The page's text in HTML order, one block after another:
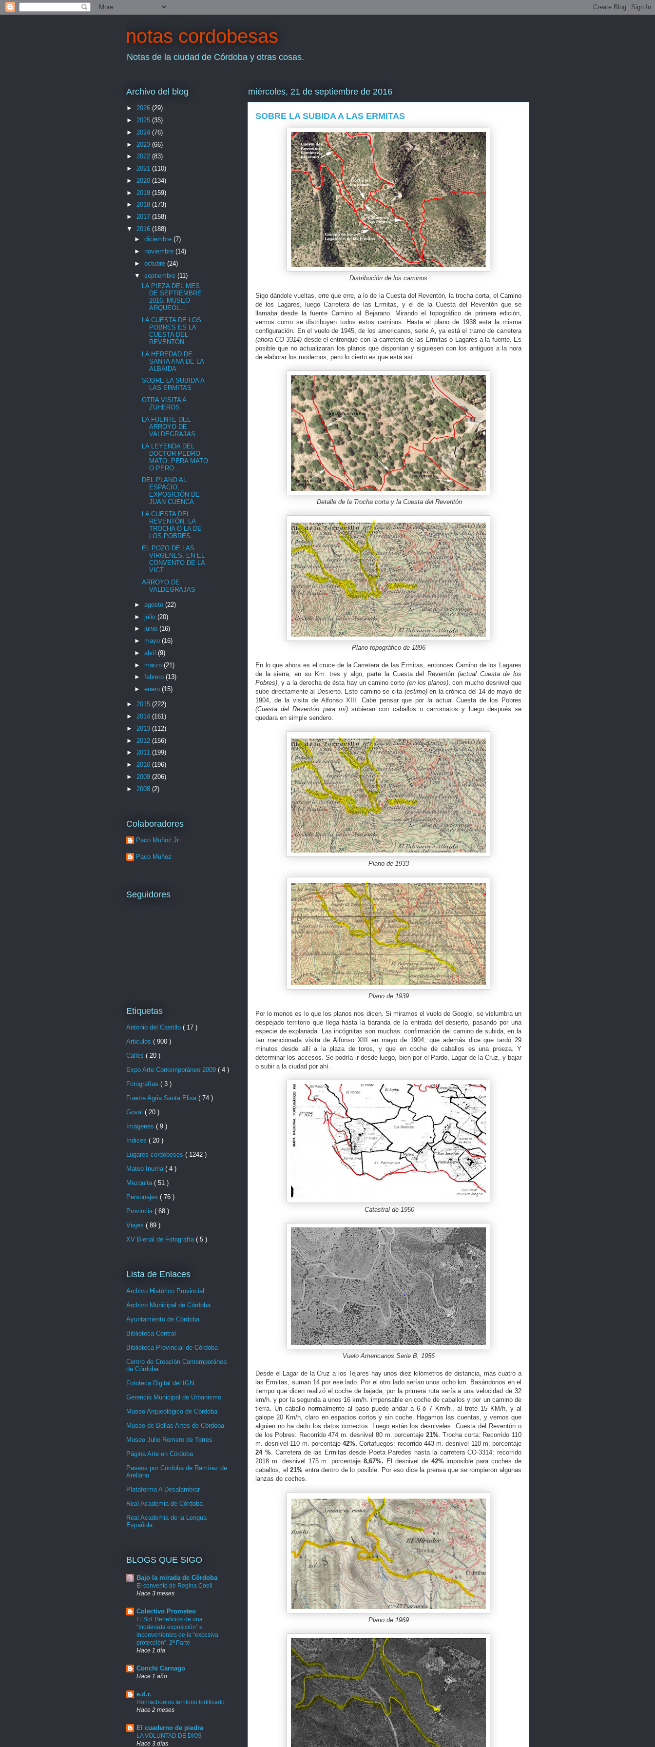
notas cordobesas
Notas de la ciudad de Córdoba y otras cosas.
miércoles, 21 de septiembre de 2016
SOBRE LA SUBIDA A LAS ERMITAS
Distribución de los caminos
Sigo dándole vueltas, erre que erre, a lo de la Cuesta del Reventón, la trocha corta, el Camino
de los Lagares, luego Carretera de las Ermitas, y el de la Cuesta del Reventón que se
llamaba desde la fuente Camino al Bejarano. Mirando el topográfico de primera edición,
vemos como se distribuyen todos estos caminos. Hasta el plano de 1938 esta la misma
configuración. En el vuelo de 1945, de los americanos, serie A, ya está el tramo de carretera
(ahora CO-3314) desde el entronque con la carretera de las Ermitas o Lagares a la fuente. Es
posible que no actualizaran los planos que disponían y siguiesen con los antiguos a la hora
de elaborar los modernos, pero lo cierto es que está así.
Detalle de la Trocha corta y la Cuesta del Reventón
Plano topográfico de 1896
En lo que ahora es el cruce de la Carretera de las Ermitas, entonces Camino de los Lagares
de la sierra, en su Km. tres y algo, parte la Cuesta del Reventón (actual Cuesta de los
Pobres), y a la derecha de ésta hay un camino corto (en los planos), con mucho desnivel que
sube directamente al Desierto. Este camino se cita (estimo)en la crónica del 14 de mayo de
1904, de la visita de Alfonso XIII. Cabe pensar que por la actual Cuesta de los Pobres
(Cuesta del Reventón para mí)subieran con caballos o carromatos y luego después se
quedara en simple sendero.
Plano de 1933
Plano de 1939
Por lo menos es lo que los planos nos dicen. Si miramos el vuelo de Google, se vislumbra un
despejado territorio que llega hasta la baranda de la entrada del desierto, pasando por una
especie de explanada. Las incógnitas son muchas: confirmación del camino de subida, en la
tan mencionada visita de Alfonso XIII en mayo de 1904, que además dice que tardó 29
minutos desde allí a la plaza de toros, y que en coche de caballos es una proeza. Y
determinar los accesos. Se podría ir desde luego, bien por el Pardo, Lagar de la Cruz, y bajar
o subir a la ciudad por ahí.
Catastral de 1950
Vuelo Americanos Serie B, 1956
Desde el Lagar de la Cruz a los Tejares hay unos diez kilómetros de distancia, más cuatro a
las Ermitas, suman 14 por ese lado. Por el otro lado serían unos ocho km. Basándonos en el
tiempo que dicen realizó el coche de bajada, por la primera ruta sería a una velocidad de 32
km/h. y por la segunda a unos 16 km/h. impensable en coche de caballos y por un camino de
tierra. Un caballo normalmente al paso puede andar a 6 ó 7 Km/h., al trote 15 KM/h, y al
galope 20 Km/h, claro en espacios cortos y sin coche. Hagamos las cuentas, y vemos que
alguien no ha dado los datos correctos. Luego están los desniveles: Cuesta del Reventón o
de los Pobres: Recorrido 474 m. desnivel 80 m. porcentaje 21%. Trocha corta: Recorrido 110
m. desnivel 110 m. porcentaje42%. Cortafuegos: recorrido 443 m. desnivel 110 m. porcentaje
24 %. Carretera de las Ermitas desde Poeta Paredes hasta la carretera CO-3314: recorrido
2018 m. desnivel 175 m. porcentaje8,67%. El desnivel de 42%imposible para coches de
caballos, el21% entra dentro de lo posible. Por eso dice la prensa que se rompieron algunas
lanzas de coches.
Plano de 1969
Archivo del blog
► 2026 (29)
► 2025 (35)
► 2024 (76)
► 2023 (66)
► 2022 (83)
► 2021 (110)
► 2020 (134)
► 2019 (159)
► 2018 (173)
► 2017 (158)
▼ 2016 (188)
► diciembre (7)
► noviembre (14)
► octubre (24)
▼ septiembre (11)
LA PIEZA DEL MES
DE SEPTIEMBRE
2016. MUSEO
ARQUEOL...
LA CUESTA DE LOS
POBRES ES LA
CUESTA DEL
REVENTÓN ...
LA HEREDAD DE
SANTA ANA DE LA
ALBAIDA
SOBRE LA SUBIDA A
LAS ERMITAS
OTRA VISITA A
ZUHEROS
LA FUENTE DEL
ARROYO DE
VALDEGRAJAS
LA LEYENDA DEL
DOCTOR PEDRO
MATO, PERA MATO
O PERO...
DEL PLANO AL
ESPACIO,
EXPOSICIÓN DE
JUAN CUENCA
LA CUESTA DEL
REVENTÓN, LA
TROCHA O LA DE
LOS POBRES.
EL POZO DE LAS
VÍRGENES, EN EL
CONVENTO DE LA
VICT...
ARROYO DE
VALDEGRAJAS
► agosto (22)
► julio (20)
► junio (16)
► mayo (16)
► abril (9)
► marzo (21)
► febrero (13)
► enero (15)
► 2015 (222)
► 2014 (161)
► 2013 (112)
► 2012 (156)
► 2011 (199)
► 2010 (196)
► 2009 (206)
► 2008 (2)
Colaboradores
Paco Muñoz Jr.
Paco Muñoz
Seguidores
Etiquetas
Antonio del Castillo ( 17 )
Articulos ( 900 )
Calles ( 20 )
Expo Arte Contemporáneo 2009 ( 4 )
Fotografías ( 3 )
Fuente Agria Santa Elisa ( 74 )
Goval ( 20 )
Imágenes ( 9 )
Indices ( 20 )
Lugares cordobeses ( 1242 )
Mateo Inurria ( 4 )
Mezquita ( 51 )
Personajes ( 76 )
Provincia ( 68 )
Viajes ( 89 )
XV Bienal de Fotografía ( 5 )
Lista de Enlaces
Archivo Histórico Provincial
Archivo Municipal de Córdoba
Ayuntamiento de Córdoba
Biblioteca Central
Biblioteca Provincial de Córdoba
Centro de Creación Contemporánea
de Córdoba
Fototeca Digital del IGN
Gerencia Municipal de Urbanismo
Museo Arqueológico de Córdoba
Museo de Bellas Artes de Córdoba
Museo Julio Romero de Torres
Página Arte en Córdoba
Paseos por Córdoba de Ramírez de
Arellano
Plataforma A Desalambrar
Real Academia de Córdoba
Real Academia de la Lengua
Española
BLOGS QUE SIGO
Bajo la mirada de Córdoba
El convento de Regina Coeli
Hace 3 meses
Colectivo Prometeo
El Sol: Beneficios de una
“moderada exposición” e
inconvenientes de la “excesiva
protección”. 2ª Parte
Hace 1 día
Conchi Carnago
Hace 1 año
e.d.r.
Hornachuelos territorio fortificado
Hace 2 meses
El cuaderno de piedra
LA VOLUNTAD DE DIOS
Hace 3 días